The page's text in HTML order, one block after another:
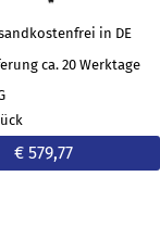
in DE
ca. 20 Werktage
€ 579,77